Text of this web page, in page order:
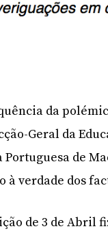
da
Geral da
Portuguesa de
à verdade dos
de 3 de Abril